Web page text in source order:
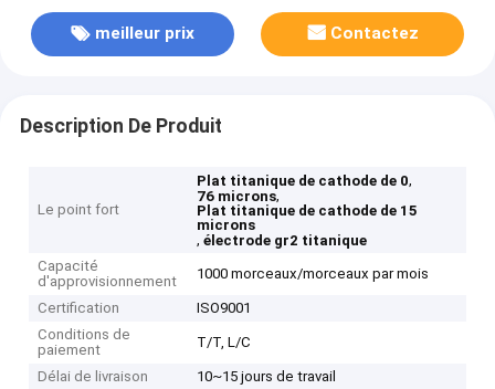
meilleur prix Contactez
Description De Produit
Le point fort
Plat titanique de cathode de 0,
76 microns,
Plat titanique de cathode de 15
microns
,électrode gr2 titanique
Capacité
d'approvisionnement
1000 morceaux/morceaux par mois
Certification
ISO9001
Conditions de
paiement
T/T, L/C
Délai de livraison 10~15 jours de travail